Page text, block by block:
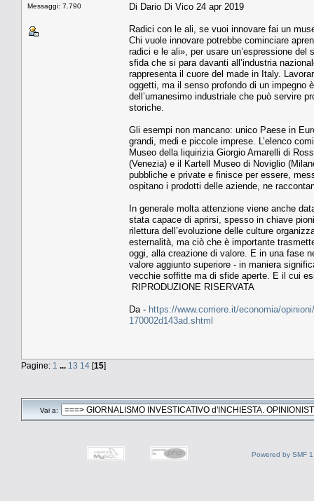
Messaggi: 7.790
Di Dario Di Vico 24 apr 2019
Radici con le ali, se vuoi innovare fai un
Chi vuole innovare potrebbe cominciare
radici e le ali», per usare un’espressione
sfida che si para davanti all’industria
rappresenta il cuore del made in Italy.
oggetti, ma il senso profondo di un impegno
dell’umanesimo industriale che può servire
storiche.
Gli esempi non mancano: unico Paese in
grandi, medi e piccole imprese. L’elenco
Museo della liquirizia Giorgio Amarelli di
(Venezia) e il Kartell Museo di Noviglio
pubbliche e private e finisce per essere,
ospitano i prodotti delle aziende, ne
In generale molta attenzione viene anche
stata capace di aprirsi, spesso in chiave
rilettura dell’evoluzione delle culture
esternalità, ma ciò che è importante
oggi, alla creazione di valore. E in una fase
valore aggiunto superiore - in maniera
vecchie soffitte ma di sfide aperte. E il cui
RIPRODUZIONE RISERVATA
Da - https://www.corriere.it/economia/
170002d143ad.shtml
Pagine: 1 ... 13 14 [15]
Vai a:
Powered by SMF